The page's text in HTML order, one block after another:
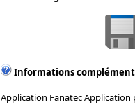
Informations
Application Fanatec Application